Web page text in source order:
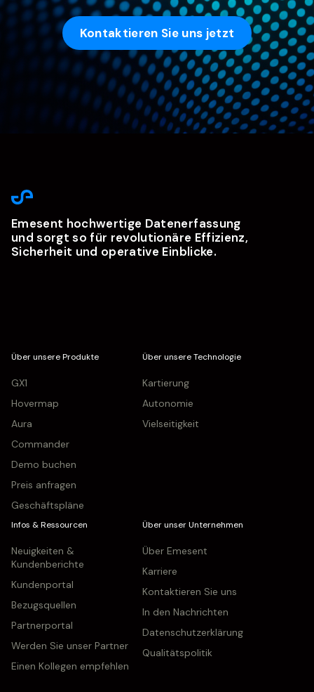
Kontaktieren Sie uns jetzt
Emesent hochwertige Datenerfassung
und sorgt so für revolutionäre Effizienz,
Sicherheit und operative Einblicke.
Über unsere Produkte
GX1
Hovermap
Aura
Commander
Demo buchen
Preis anfragen
Geschäftspläne
Über unsere Technologie
Kartierung
Autonomie
Vielseitigkeit
Infos & Ressourcen
Neuigkeiten &
Kundenberichte
Kundenportal
Bezugsquellen
Partnerportal
Werden Sie unser Partner
Einen Kollegen empfehlen
Über unser Unternehmen
Über Emesent
Karriere
Kontaktieren Sie uns
In den Nachrichten
Datenschutzerklärung
Qualitätspolitik